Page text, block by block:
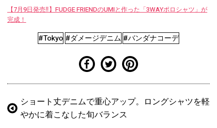
【7月9日発売‼︎】FUDGE FRIENDのUMIと作った「3WAYポロシャツ」が
完成！
#Tokyo #ダメージデニム #バンダナコーデ
ショート丈デニムで重心アップ。ロングシャツを軽
やかに着こなした旬バランス